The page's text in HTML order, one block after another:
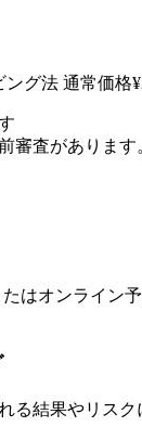
ング法 通常価格
審査があります
はオンライン
る結果やリスク